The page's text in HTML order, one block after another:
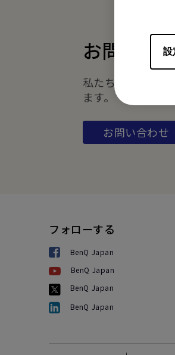
設
お問い合
私たちがお手伝い
ます。
お問い合わせ
フォローする
BenQ Japan
BenQ Japan
BenQ Japan
BenQ Japan